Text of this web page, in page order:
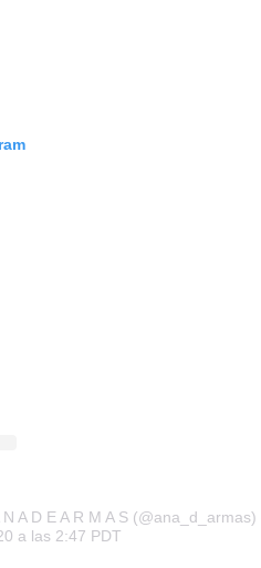
A D E A R M A S (@ana_d_armas)
a las 2:47 PDT